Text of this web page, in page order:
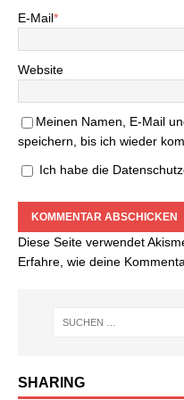
E-Mail*
Website
Meinen Namen, E-Mail
speichern, bis ich wieder
Ich habe die
Diese Seite verwendet
Erfahre, wie deine
SHARING